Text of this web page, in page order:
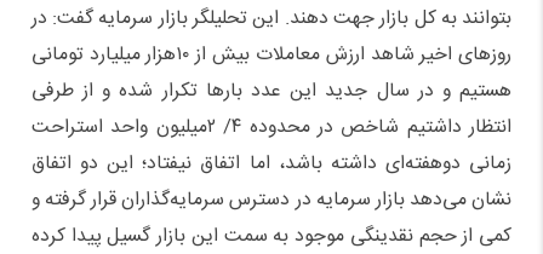
بتوانند به کل بازار جهت دهند. این تحلیلگر بازار سرمایه گفت: در
روز‌های اخیر شاهد ارزش معاملات بیش از ۱۰هزار میلیارد تومانی
هستیم و در سال جدید این عدد بار‌ها تکرار شده و از طرفی
انتظار داشتیم شاخص در محدوده ۴/ ۲میلیون واحد استراحت
زمانی دو‌هفته‌ای داشته باشد، اما اتفاق نیفتاد؛ این دو اتفاق
نشان می‌دهد بازار سرمایه در دسترس سرمایه‌گذاران قرار گرفته و
کمی از حجم نقدینگی موجود به سمت این بازار گسیل پیدا کرده